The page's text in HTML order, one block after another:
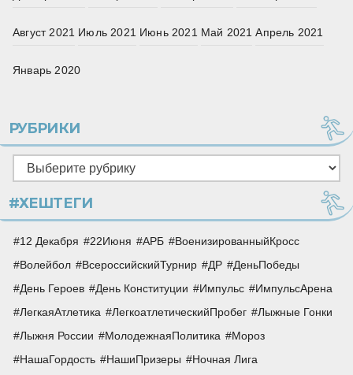
Август 2021 Июль 2021 Июнь 2021 Май 2021 Апрель 2021
Январь 2020
РУБРИКИ
Рубрики
#ХЕШТЕГИ
12 Декабря 22Июня АРБ
ВоенизированныйКросс
Волейбол
ВсероссийскийТурнир ДР
ДеньПобеды
День Героев
День Конституции Импульс
ИмпульсАрена
ЛегкаяАтлетика
ЛегкоатлетическийПробег
Лыжные Гонки
Лыжня России
МолодежнаяПолитика
Мороз
НашаГордость
НашиПризеры
Ночная Лига